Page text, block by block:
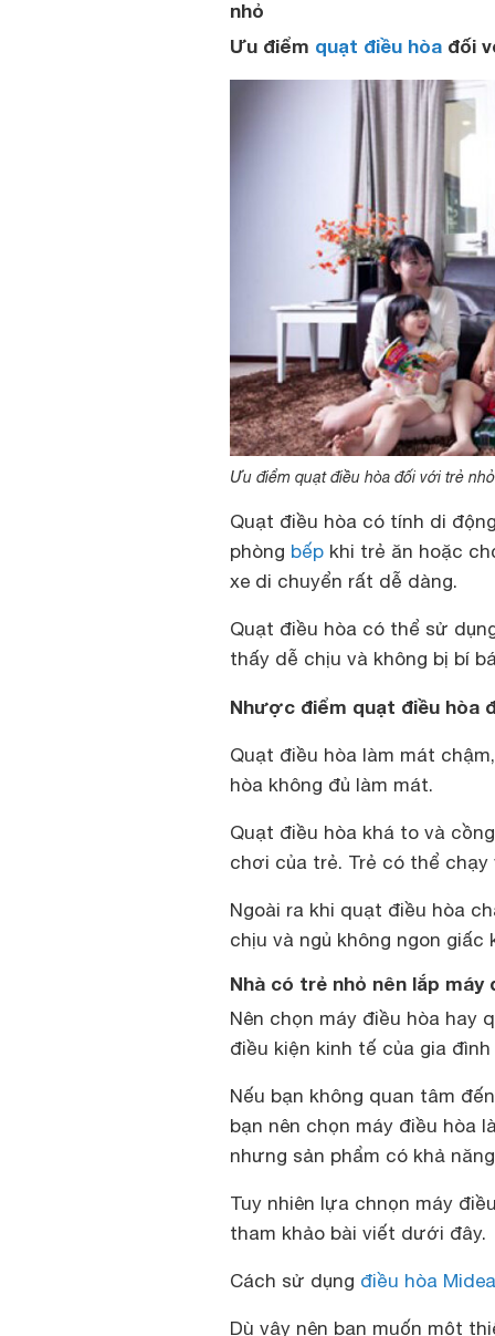
nhỏ
Ưu điểm quạt điều hòa đối
Ưu điểm quạt điều hòa đối với trẻ nhỏ
Quạt điều hòa có tính di
phòng bếp khi trẻ ăn hoặc
xe di chuyển rất dễ dàng.
Quạt điều hòa có thể sử
thấy dễ chịu và không bị bí
Nhược điểm quạt điều hòa
Quạt điều hòa làm mát
hòa không đủ làm mát.
Quạt điều hòa khá to và
chơi của trẻ. Trẻ có thể
Ngoài ra khi quạt điều hòa
chịu và ngủ không ngon giấc
Nhà có trẻ nhỏ nên lắp
Nên chọn máy điều hòa hay
điều kiện kinh tế của gia
Nếu bạn không quan tâm
bạn nên chọn máy điều hòa
nhưng sản phẩm có khả
Tuy nhiên lựa chnọn máy
tham khảo bài viết dưới đây.
Cách sử dụng điều hòa Midea
Dù vậy nên bạn muốn một